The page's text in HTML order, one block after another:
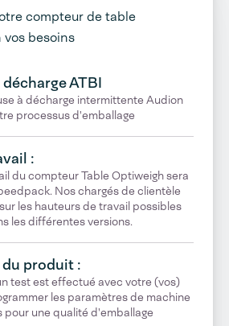
compteur de table
besoins
ATBI
à décharge intermittente Audion
processus d'emballage
:
du compteur Table Optiweigh sera
Nos chargés de clientèle
les hauteurs de travail possibles
les différentes versions.
produit :
test est effectué avec votre (vos)
les paramètres de machine
pour une qualité d'emballage